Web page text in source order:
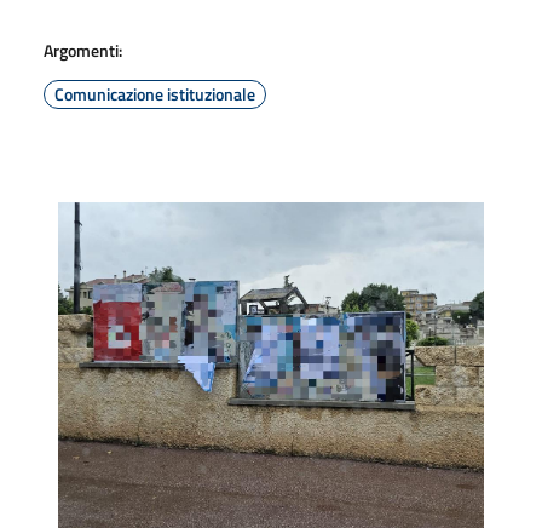
Argomenti:
Comunicazione istituzionale